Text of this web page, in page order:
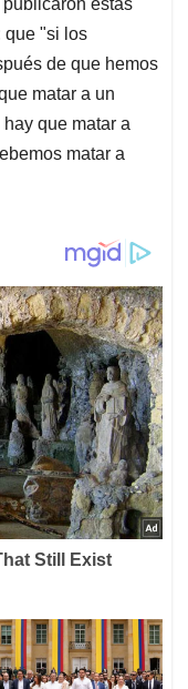
estas
que "si los
de que hemos
matar a un
que matar a
matar a